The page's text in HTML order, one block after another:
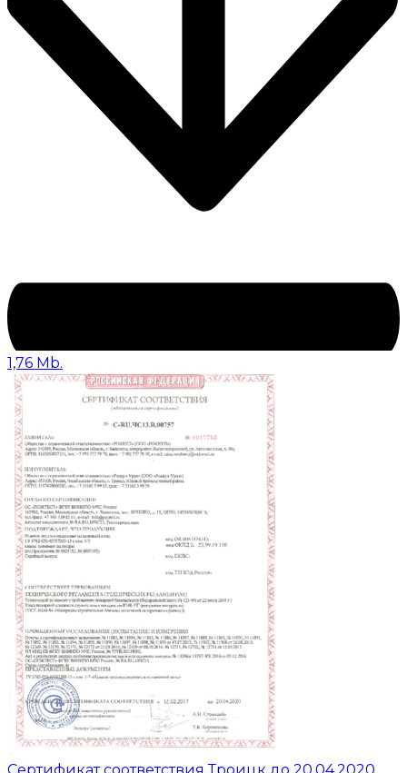
1,76 Mb.
Сертификат соответствия Троицк до 20.04.2020